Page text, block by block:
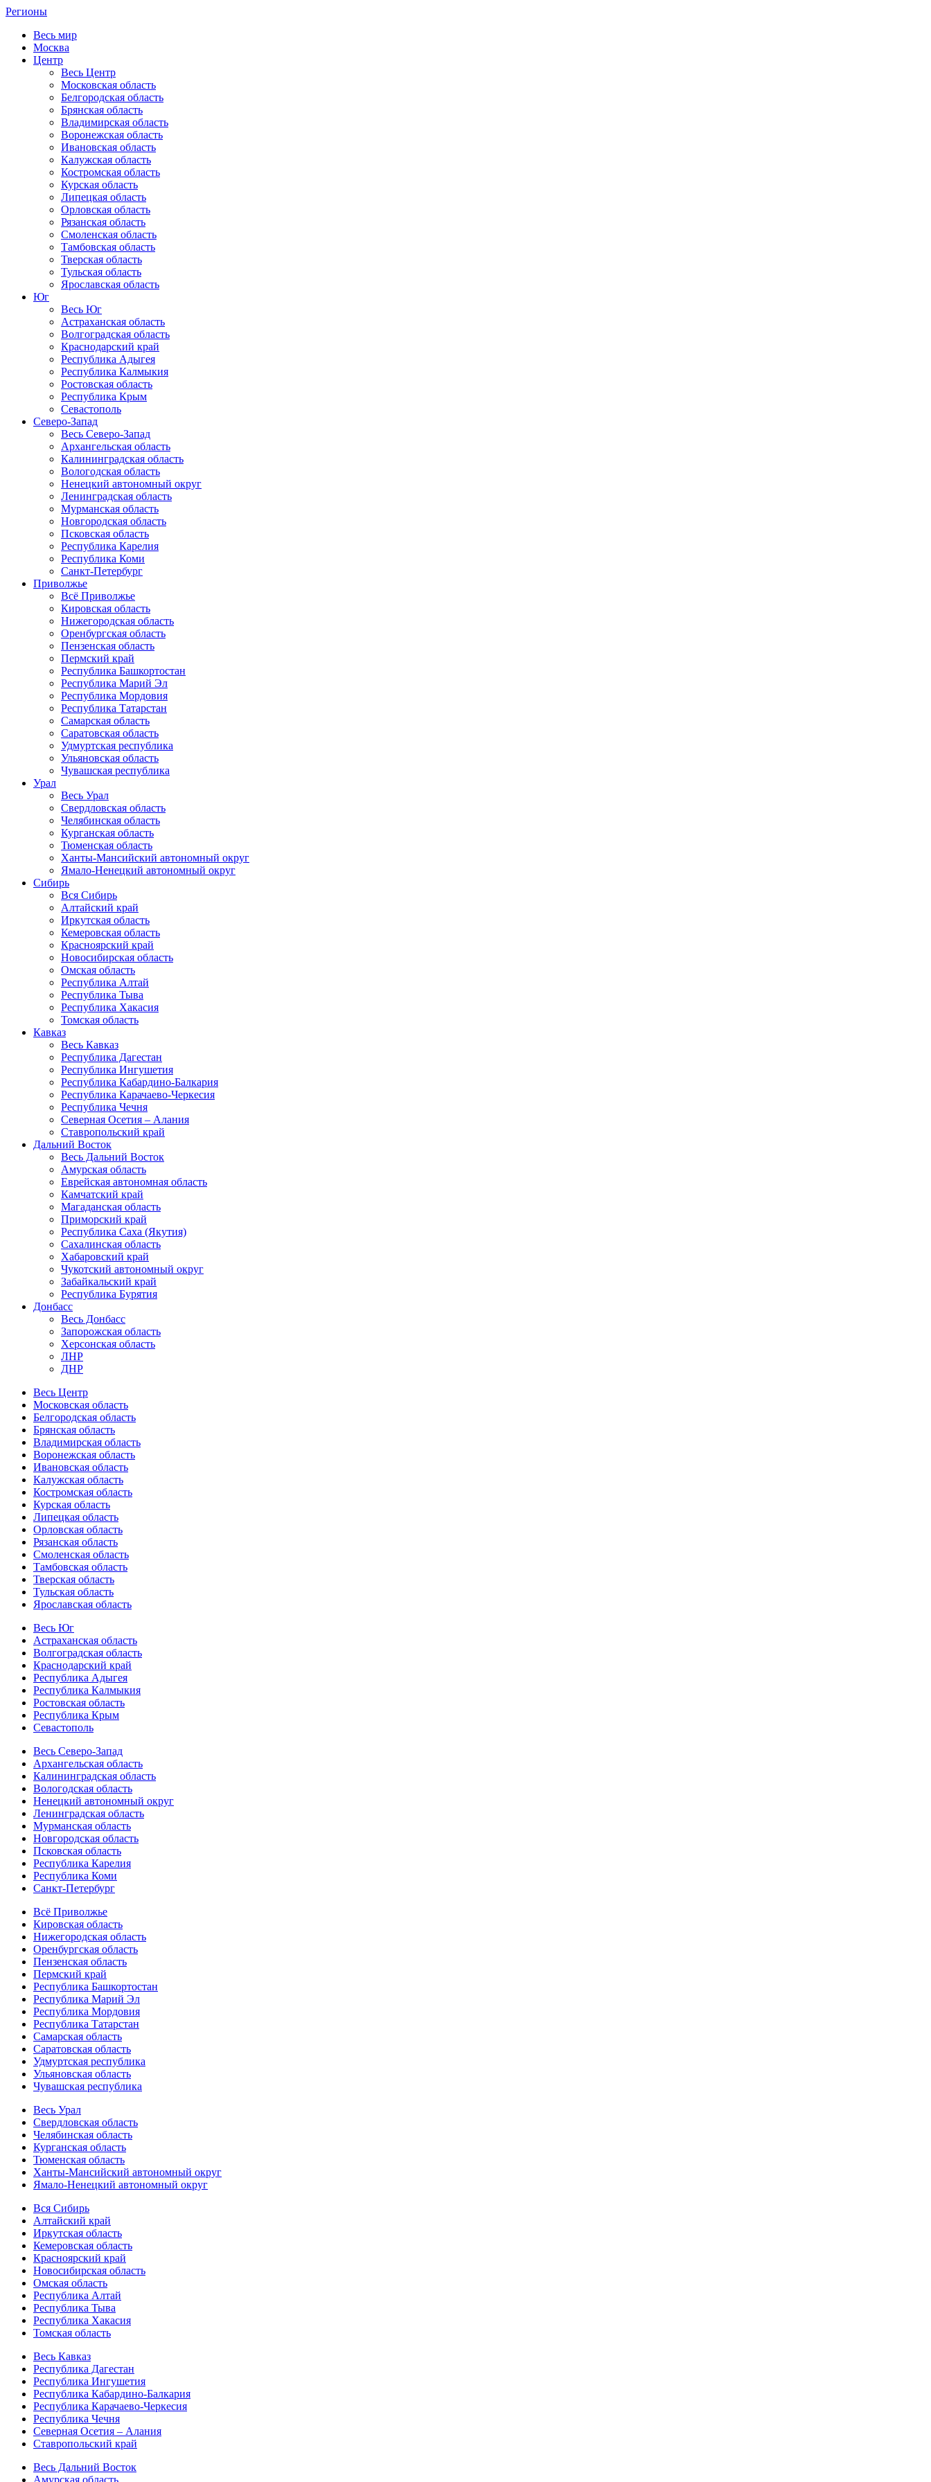
Регионы
Весь мир
Москва
Центр
Весь Центр
Московская область
Белгородская область
Брянская область
Владимирская область
Воронежская область
Ивановская область
Калужская область
Костромская область
Курская область
Липецкая область
Орловская область
Рязанская область
Смоленская область
Тамбовская область
Тверская область
Тульская область
Ярославская область
Юг
Весь Юг
Астраханская область
Волгоградская область
Краснодарский край
Республика Адыгея
Республика Калмыкия
Ростовская область
Республика Крым
Севастополь
Северо-Запад
Весь Северо-Запад
Архангельская область
Калининградская область
Вологодская область
Ненецкий автономный округ
Ленинградская область
Мурманская область
Новгородская область
Псковская область
Республика Карелия
Республика Коми
Санкт-Петербург
Приволжье
Всё Приволжье
Кировская область
Нижегородская область
Оренбургская область
Пензенская область
Пермский край
Республика Башкортостан
Республика Марий Эл
Республика Мордовия
Республика Татарстан
Самарская область
Саратовская область
Удмуртская республика
Ульяновская область
Чувашская республика
Урал
Весь Урал
Свердловская область
Челябинская область
Курганская область
Тюменская область
Ханты-Мансийский автономный округ
Ямало-Ненецкий автономный округ
Сибирь
Вся Сибирь
Алтайский край
Иркутская область
Кемеровская область
Красноярский край
Новосибирская область
Омская область
Республика Алтай
Республика Тыва
Республика Хакасия
Томская область
Кавказ
Весь Кавказ
Республика Дагестан
Республика Ингушетия
Республика Кабардино-Балкария
Республика Карачаево-Черкесия
Республика Чечня
Северная Осетия – Алания
Ставропольский край
Дальний Восток
Весь Дальний Восток
Амурская область
Еврейская автономная область
Камчатский край
Магаданская область
Приморский край
Республика Саха (Якутия)
Сахалинская область
Хабаровский край
Чукотский автономный округ
Забайкальский край
Республика Бурятия
Донбасс
Весь Донбасс
Запорожская область
Херсонская область
ЛНР
ДНР
Весь Центр
Московская область
Белгородская область
Брянская область
Владимирская область
Воронежская область
Ивановская область
Калужская область
Костромская область
Курская область
Липецкая область
Орловская область
Рязанская область
Смоленская область
Тамбовская область
Тверская область
Тульская область
Ярославская область
Весь Юг
Астраханская область
Волгоградская область
Краснодарский край
Республика Адыгея
Республика Калмыкия
Ростовская область
Республика Крым
Севастополь
Весь Северо-Запад
Архангельская область
Калининградская область
Вологодская область
Ненецкий автономный округ
Ленинградская область
Мурманская область
Новгородская область
Псковская область
Республика Карелия
Республика Коми
Санкт-Петербург
Всё Приволжье
Кировская область
Нижегородская область
Оренбургская область
Пензенская область
Пермский край
Республика Башкортостан
Республика Марий Эл
Республика Мордовия
Республика Татарстан
Самарская область
Саратовская область
Удмуртская республика
Ульяновская область
Чувашская республика
Весь Урал
Свердловская область
Челябинская область
Курганская область
Тюменская область
Ханты-Мансийский автономный округ
Ямало-Ненецкий автономный округ
Вся Сибирь
Алтайский край
Иркутская область
Кемеровская область
Красноярский край
Новосибирская область
Омская область
Республика Алтай
Республика Тыва
Республика Хакасия
Томская область
Весь Кавказ
Республика Дагестан
Республика Ингушетия
Республика Кабардино-Балкария
Республика Карачаево-Черкесия
Республика Чечня
Северная Осетия – Алания
Ставропольский край
Весь Дальний Восток
Амурская область